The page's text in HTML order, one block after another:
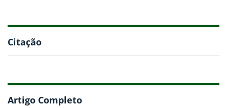
Citação
Artigo Completo